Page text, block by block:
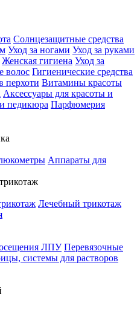
Солнцезащитные средства
Уход за ногами Уход за руками
Женская гигиена Уход за
волос Гигиенические средства
перхоти Витамины красоты
Аксессуары для красоты и
педикюра Парфюмерия
Аппараты для
Лечебный трикотаж
ЛПУ Перевязочные
системы для растворов